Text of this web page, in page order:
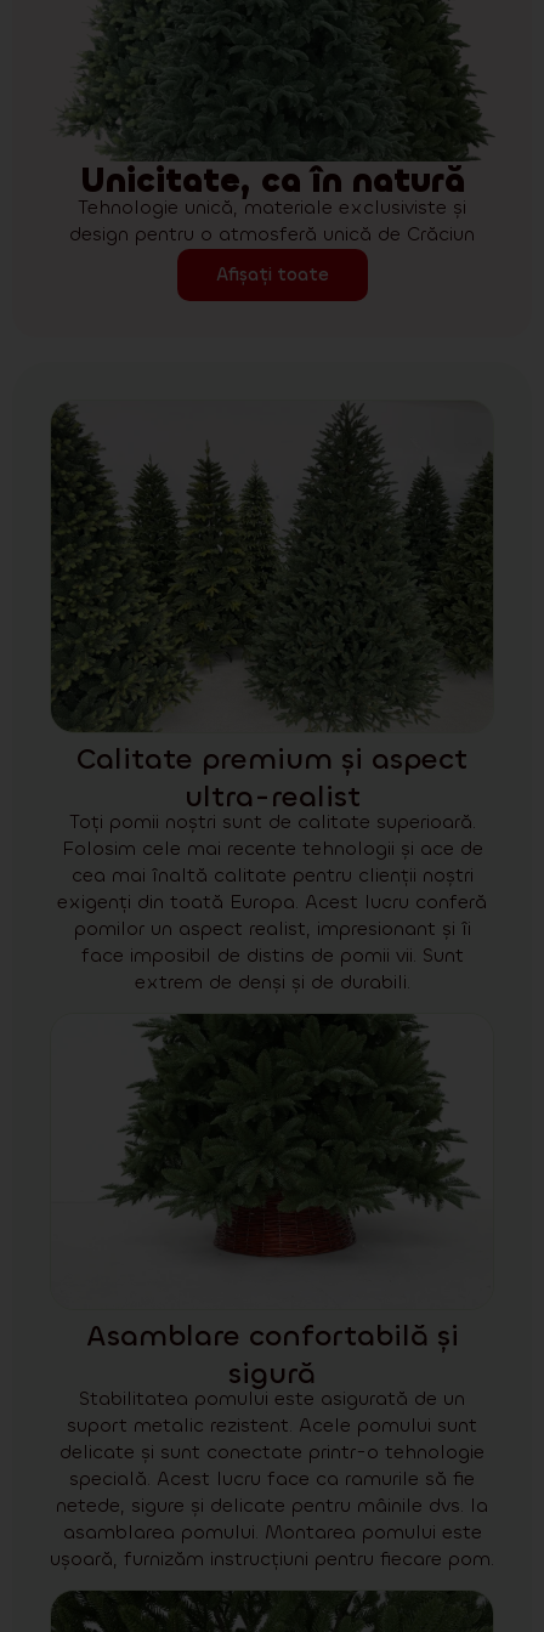
Unicitate, ca în natură
Tehnologie unică, materiale exclusiviste și
design pentru o atmosferă unică de Crăciun
Afișați toate
Calitate premium și aspect
ultra-realist
Toți pomii noștri sunt de calitate superioară.
Folosim cele mai recente tehnologii și ace de
cea mai înaltă calitate pentru clienții noștri
exigenți din toată Europa. Acest lucru conferă
pomilor un aspect realist, impresionant și îi
face imposibil de distins de pomii vii. Sunt
extrem de denși și de durabili.
Asamblare confortabilă și
sigură
Stabilitatea pomului este asigurată de un
suport metalic rezistent. Acele pomului sunt
delicate și sunt conectate printr-o tehnologie
specială. Acest lucru face ca ramurile să fie
netede, sigure și delicate pentru mâinile dvs. la
asamblarea pomului. Montarea pomului este
ușoară, furnizăm instrucțiuni pentru fiecare pom.